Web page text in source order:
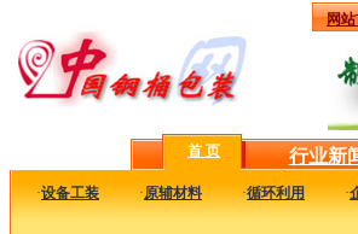
网
首 页 行业新
·设备工装 ·原辅材料 ·循环利用 ·